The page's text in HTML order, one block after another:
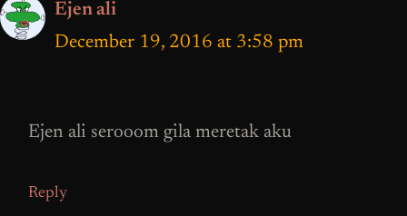
Ejen ali
December 19, 2016 at 3:58 pm
Ejen ali serooom gila meretak aku
Reply